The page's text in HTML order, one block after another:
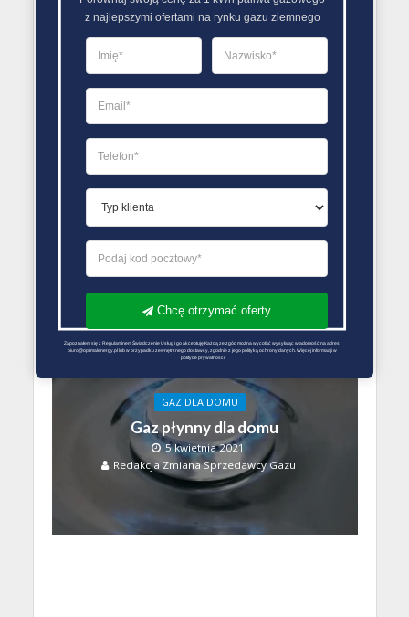
GAZ DLA DOMU
gazowej
Redakcja Zmiana Sprzedawcy Gazu
GAZ DLA DOMU
Gaz płynny dla domu
5 kwietnia 2021
Redakcja Zmiana Sprzedawcy Gazu
z najlepszymi ofertami na rynku gazu ziemnego
Chcę otrzymać oferty
Zapoznałem się z Regulaminem Świadczenie Usług i go akceptuję Każdą ze zgód można wycofać wysyłając wiadomość na adres
biuro@optimalenergy.pl lub w przypadku zewnętrznego dostawcy, zgodnie z jego polityką ochrony danych. Więcej informacji w
polityce prywatności